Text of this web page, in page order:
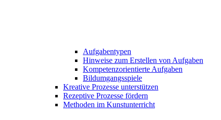
Aufgabentypen
Hinweise zum Erstellen von Aufgaben
Kompetenzorientierte Aufgaben
Bildumgangsspiele
Kreative Prozesse unterstützen
Rezeptive Prozesse fördern
Methoden im Kunstunterricht